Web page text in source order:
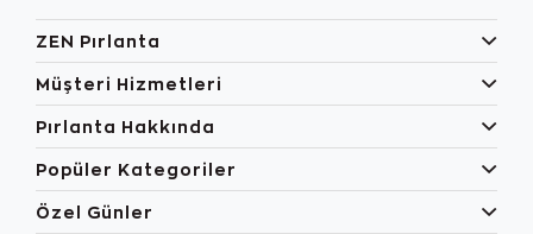
ZEN Pırlanta
Müşteri Hizmetleri
Pırlanta Hakkında
Popüler Kategoriler
Özel Günler